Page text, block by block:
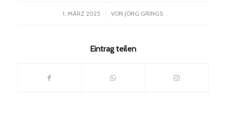
1. MÄRZ 2025
/ VON JÖRG GRINGS
Eintrag teilen